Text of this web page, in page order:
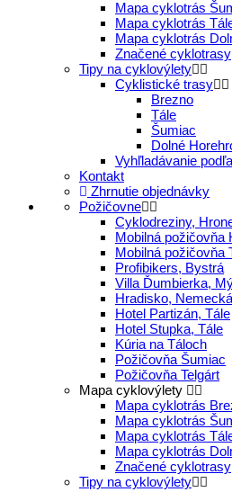
Mapa cyklotrás
Mapa cyklotrás
Mapa cyklotrás
Značené cyklotrasy
Tipy na cyklovýlety
Cyklistické trasy
Brezno
Tále
Šumiac
Dolné
Vyhľladávanie
Kontakt
Zhrnutie objednávky
Požičovne
Cyklodreziny,
Mobilná požičovňa
Mobilná požičovňa
Profibikers, Bystrá
Villa Ďumbierka,
Hradisko, Nemecká
Hotel Partizán, Tále
Hotel Stupka, Tále
Kúria na Táloch
Požičovňa Šumiac
Požičovňa Telgárt
Mapa cyklovýlety
Mapa cyklotrás
Mapa cyklotrás
Mapa cyklotrás
Mapa cyklotrás
Značené cyklotrasy
Tipy na cyklovýlety